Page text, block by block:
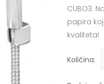
CUBO3.
papira
kvaliteta!
Količina: